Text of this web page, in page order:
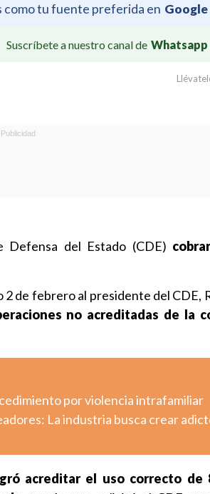
como tu fuente preferida en Google
Suscríbete a nuestro canal de Whatsapp
Defensa del Estado (CDE)
de febrero al presidente del CDE,
no acreditadas de la
por violencia intrafamiliar
La industria busca crear
acreditar el uso correcto de